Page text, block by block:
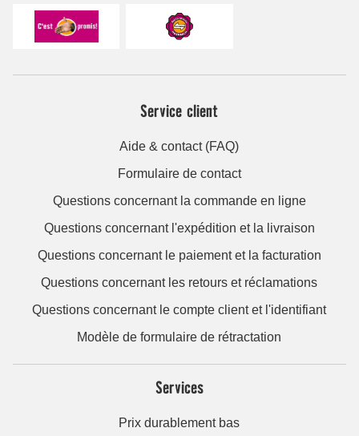
Service client
Aide & contact (FAQ)
Formulaire de contact
Questions concernant la commande en ligne
Questions concernant l'expédition et la livraison
Questions concernant le paiement et la facturation
Questions concernant les retours et réclamations
Questions concernant le compte client et l'identifiant
Modèle de formulaire de rétractation
Services
Prix durablement bas